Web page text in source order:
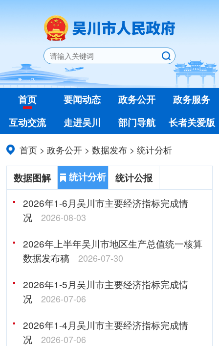
首页 要闻动态 政务公开
政务服务
互动交流
走进吴川 部门导航 长者关爱版
首页 >政务公开 >数据发布 >统计分析
数据图解 统计分析
统计公报
2026年1-6月吴川市主要经济指标完成情
况
2026-08-03
2026年上半年吴川市地区生产总值统一核算
数据发布稿
2026-07-30
2026年1-5月吴川市主要经济指标完成情
况
2026-07-06
2026年1-4月吴川市主要经济指标完成情
况
2026-07-06